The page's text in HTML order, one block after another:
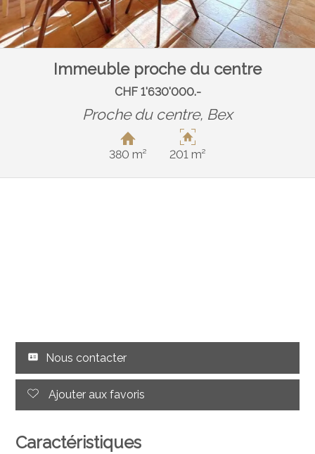
Immeuble proche du centre
CHF 1'630'000.-
Proche du centre, Bex
380 m² 201 m²
Nous contacter
Ajouter aux favoris
Caractéristiques